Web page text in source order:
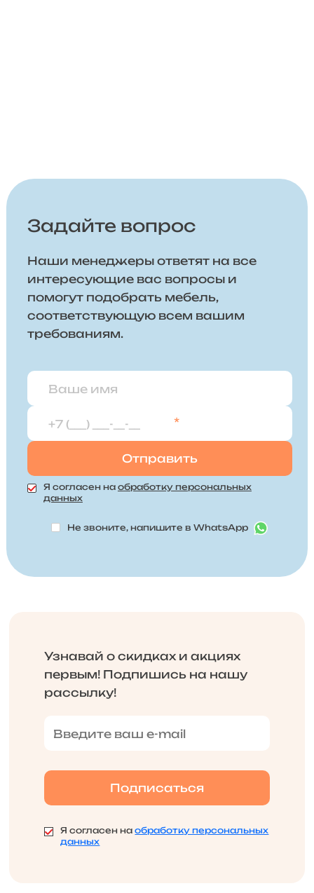
Задайте вопрос
Наши менеджеры ответят на все
интересующие вас вопросы и
помогут подобрать мебель,
соответствующую всем вашим
требованиям.
*
Я согласен на обработку персональных
данных
Не звоните, напишите в WhatsApp
Узнавай о скидках и акциях
первым! Подпишись на нашу
рассылку!
Я согласен наобработку персональных
данных